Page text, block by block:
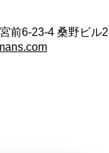
前6-23-4 桑野ビル2